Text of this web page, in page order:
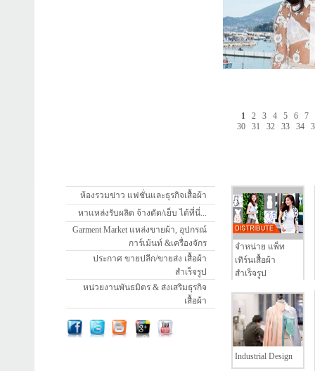
1 2 3 4 5 6
7
30
31 32 33 34
ห้องรวมข่าว แฟชั่นและธุรกิจเสื้อผ้า
หาแหล่งรับผลิต จ้างตัด/เย็บ ได้ที่นี่...
Garment Market แหล่งขายผ้า, อุปกรณ์
การ์เม้นท์ &เครื่องจักร
ประกาศ ขายปลีก/ขายส่ง เสื้อผ้า
สำเร็จรูป
หน่วยงานพันธมิตร & ส่งเสริมธุรกิจ
เสื้อผ้า
จำหน่าย แพ็ท
เทิร์นเสื้อผ้า
สำเร็จรูป
Industrial Design